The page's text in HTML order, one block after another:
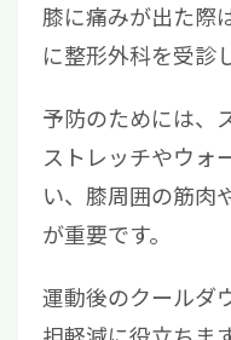
膝に痛みが出た際
に整形外科を受診
予防のためには、
ストレッチやウォ
い、膝周囲の筋肉
が重要です。
運動後のクールダ